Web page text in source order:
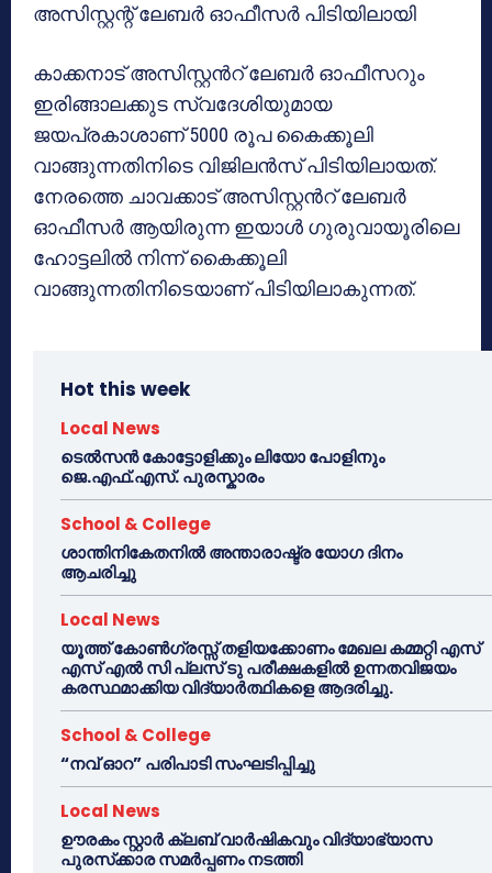
അസിസ്റ്റന്റ് ലേബർ ഓഫീസർ പിടിയിലായി
കാക്കനാട് അസിസ്റ്റൻറ് ലേബർ ഓഫീസറും
ഇരിങ്ങാലക്കുട സ്വദേശിയുമായ
ജയപ്രകാശാണ് 5000 രൂപ കൈക്കൂലി
വാങ്ങുന്നതിനിടെ വിജിലൻസ് പിടിയിലായത്.
നേരത്തെ ചാവക്കാട് അസിസ്റ്റൻറ് ലേബർ
ഓഫീസർ ആയിരുന്ന ഇയാൾ ഗുരുവായൂരിലെ
ഹോട്ടലിൽ നിന്ന് കൈക്കൂലി
വാങ്ങുന്നതിനിടെയാണ് പിടിയിലാകുന്നത്.
Hot this week
Local News
ടെൽസൻ കോട്ടോളിക്കും ലിയോ പോളിനും
ജെ.എഫ്.എസ്. പുരസ്കാരം
School & College
ശാന്തിനികേതനിൽ അന്താരാഷ്ട്ര യോഗ ദിനം
ആചരിച്ചു
Local News
യൂത്ത് കോൺഗ്രസ്സ് തളിയക്കോണം മേഖല കമ്മറ്റി എസ്
എസ് എൽ സി പ്ലസ് ടു പരീക്ഷകളിൽ ഉന്നതവിജയം
കരസ്ഥമാക്കിയ വിദ്യാർത്ഥികളെ ആദരിച്ചു.
School & College
“നവ് ഓറ” പരിപാടി സംഘടിപ്പിച്ചു
Local News
ഊരകം സ്റ്റാർ ക്ലബ് വാർഷികവും വിദ്യാഭ്യാസ
പുരസ്‌ക്കാര സമർപ്പണം നടത്തി